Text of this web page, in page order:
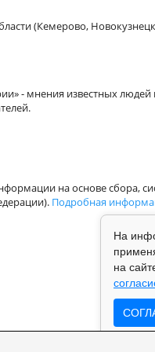
(Кемерово,
- мнения известных
на основе сбора,
Подробная
На
на